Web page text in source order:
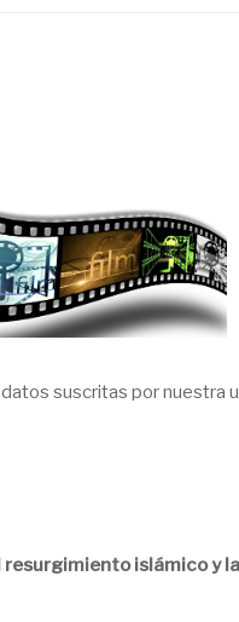
suscritas por nuestra
islámico y